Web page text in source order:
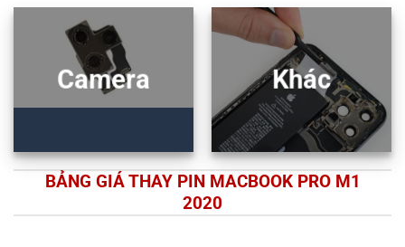
Camera Khác
BẢNG GIÁ THAY PIN MACBOOK PRO M1
2020